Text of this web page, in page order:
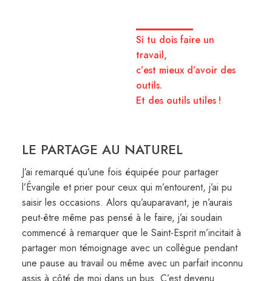
Si tu dois faire un
travail,
c’est mieux d’avoir des
outils.
Et des outils utiles !
LE PARTAGE AU NATUREL
J’ai remarqué qu’une fois équipée pour partager
l’Évangile et prier pour ceux qui m’entourent, j’ai pu
saisir les occasions. Alors qu’auparavant, je n’aurais
peut-être même pas pensé à le faire, j’ai soudain
commencé à remarquer que le Saint-Esprit m’incitait à
partager mon témoignage avec un collègue pendant
une pause au travail ou même avec un parfait inconnu